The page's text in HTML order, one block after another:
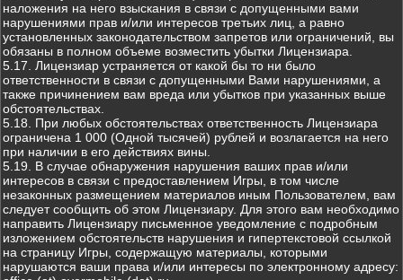
наложения на него взыскания в связи с допущенными вами
нарушениями прав и/или интересов третьих лиц, а равно
установленных законодательством запретов или ограничений, вы
обязаны в полном объеме возместить убытки Лицензиара.
5.17. Лицензиар устраняется от какой бы то ни было
ответственности в связи с допущенными Вами нарушениями, а
также причинением вам вреда или убытков при указанных выше
обстоятельствах.
5.18. При любых обстоятельствах ответственность Лицензиара
ограничена 1 000 (Одной тысячей) рублей и возлагается на него
при наличии в его действиях вины.
5.19. В случае обнаружения нарушения ваших прав и/или
интересов в связи с предоставлением Игры, в том числе
незаконных размещением материалов иным Пользователем, вам
следует сообщить об этом Лицензиару. Для этого вам необходимо
направить Лицензиару письменное уведомление с подробным
изложением обстоятельств нарушения и гипертекстовой ссылкой
на страницу Игры, содержащую материалы, которыми
нарушаются ваши права и/или интересы по электронному адресу: